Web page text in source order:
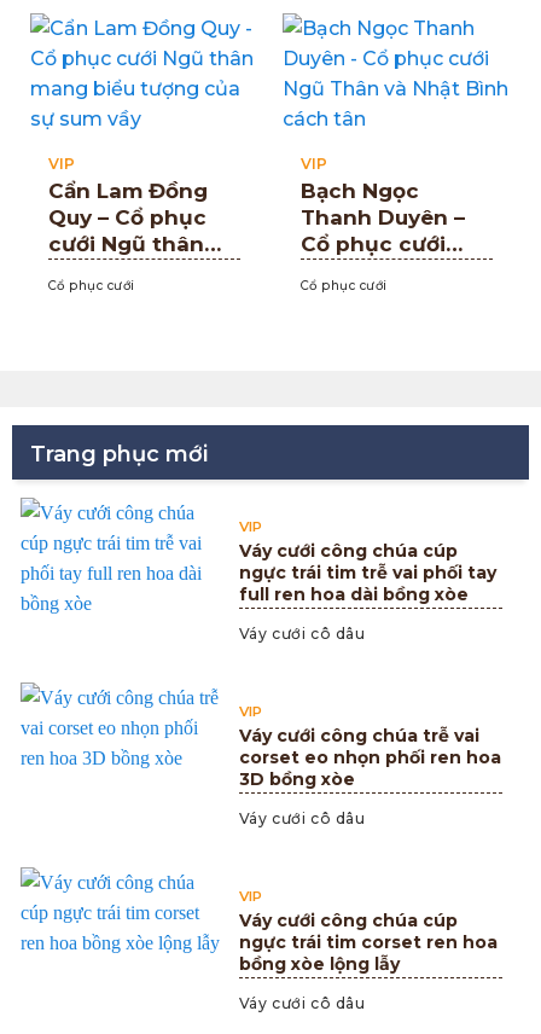
Trang phục mới
VIP
Váy cưới công chúa cúp
ngực trái tim trễ vai phối tay
full ren hoa dài bồng xòe
Váy cưới cô dâu
VIP
Váy cưới công chúa trễ vai
corset eo nhọn phối ren hoa
3D bồng xòe
Váy cưới cô dâu
VIP
Váy cưới công chúa cúp
ngực trái tim corset ren hoa
bồng xòe lộng lẫy
Váy cưới cô dâu
VIP
Cẩn Lam Đồng
Quy – Cổ phục
cưới Ngũ thân
của sự sum vầy
Cổ phục cưới
VIP
Bạch Ngọc
Thanh Duyên –
Cổ phục cưới
Nhật Bình cách
Cổ phục cưới